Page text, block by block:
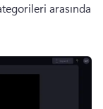
arasında